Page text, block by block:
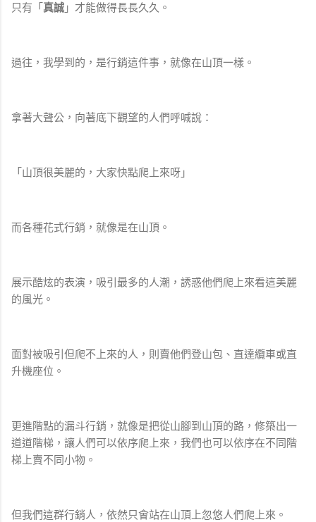
只有「 真誠 」才能做得長長久久。
過往，我學到的，是行銷這件事，就像在山頂一樣。
拿著大聲公，向著底下觀望的人們呼喊說：
「山頂很美麗的，大家快點爬上來呀」
而各種花式行銷，就像是在山頂。
展示酷炫的表演，吸引最多的人潮，誘惑他們爬上來看這美麗
的風光。
面對被吸引但爬不上來的人，則賣他們登山包、直達纜車或直
升機座位。
更進階點的漏斗行銷，就像是把從山腳到山頂的路，修築出一
道道階梯，讓人們可以依序爬上來，我們也可以依序在不同階
梯上賣不同小物。
但我們這群行銷人，依然只會站在山頂上忽悠人們爬上來。